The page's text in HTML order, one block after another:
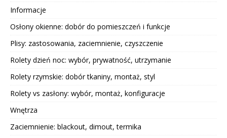
Informacje
Osłony okienne: dobór do pomieszczeń i funkcje
Plisy: zastosowania, zaciemnienie, czyszczenie
Rolety dzień noc: wybór, prywatność, utrzymanie
Rolety rzymskie: dobór tkaniny, montaż, styl
Rolety vs zasłony: wybór, montaż, konfiguracje
Wnętrza
Zaciemnienie: blackout, dimout, termika